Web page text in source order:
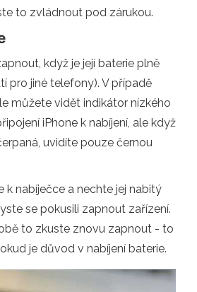
to zvládnout pod zárukou.
když je její baterie plně
pro jiné telefony). V případě
můžete vidět indikátor nízkého
iPhone k nabíjení, ale když
uvidíte pouze černou
k nabíječce a nechte jej nabitý
se pokusili zapnout zařízení.
to zkuste znovu zapnout - to
je důvod v nabíjení baterie.